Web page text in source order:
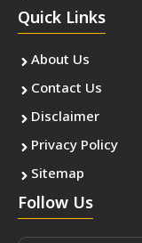
Quick Links
About Us
Contact Us
Disclaimer
Privacy Policy
Sitemap
Follow Us